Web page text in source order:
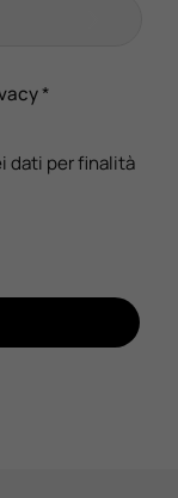
*
dati per finalità